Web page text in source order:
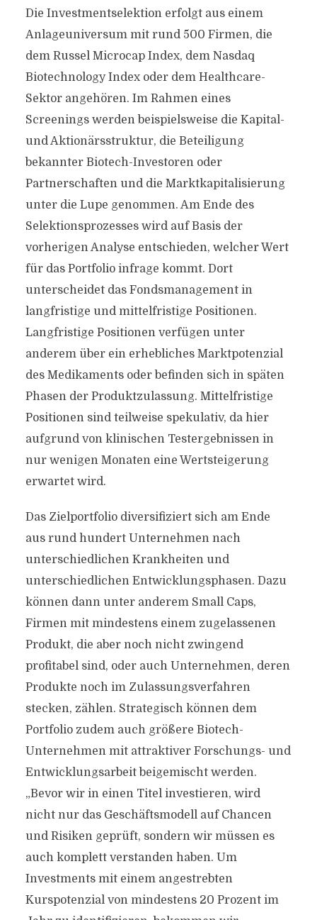
Die Investmentselektion erfolgt aus einem
Anlageuniversum mit rund 500 Firmen, die
dem Russel Microcap Index, dem Nasdaq
Biotechnology Index oder dem Healthcare-
Sektor angehören. Im Rahmen eines
Screenings werden beispielsweise die Kapital-
und Aktionärsstruktur, die Beteiligung
bekannter Biotech-Investoren oder
Partnerschaften und die Marktkapitalisierung
unter die Lupe genommen. Am Ende des
Selektionsprozesses wird auf Basis der
vorherigen Analyse entschieden, welcher Wert
für das Portfolio infrage kommt. Dort
unterscheidet das Fondsmanagement in
langfristige und mittelfristige Positionen.
Langfristige Positionen verfügen unter
anderem über ein erhebliches Marktpotenzial
des Medikaments oder befinden sich in späten
Phasen der Produktzulassung. Mittelfristige
Positionen sind teilweise spekulativ, da hier
aufgrund von klinischen Testergebnissen in
nur wenigen Monaten eine Wertsteigerung
erwartet wird.
Das Zielportfolio diversifiziert sich am Ende
aus rund hundert Unternehmen nach
unterschiedlichen Krankheiten und
unterschiedlichen Entwicklungsphasen. Dazu
können dann unter anderem Small Caps,
Firmen mit mindestens einem zugelassenen
Produkt, die aber noch nicht zwingend
profitabel sind, oder auch Unternehmen, deren
Produkte noch im Zulassungsverfahren
stecken, zählen. Strategisch können dem
Portfolio zudem auch größere Biotech-
Unternehmen mit attraktiver Forschungs- und
Entwicklungsarbeit beigemischt werden.
„Bevor wir in einen Titel investieren, wird
nicht nur das Geschäftsmodell auf Chancen
und Risiken geprüft, sondern wir müssen es
auch komplett verstanden haben. Um
Investments mit einem angestrebten
Kurspotenzial von mindestens 20 Prozent im